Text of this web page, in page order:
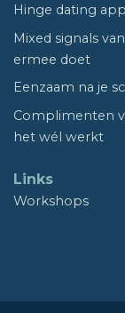
Hinge dating
Mixed signals
ermee doet
Eenzaam na je
Complimenten
het wél werkt
Links
Workshops